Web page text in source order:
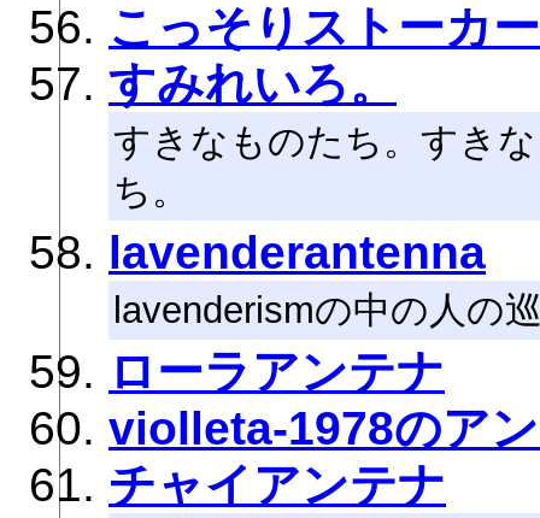
こっそりストーカー
すみれいろ。
すきなものたち。すき
ち。
lavenderantenna
lavenderismの中の人の
ローラアンテナ
violleta-1978のア
チャイアンテナ